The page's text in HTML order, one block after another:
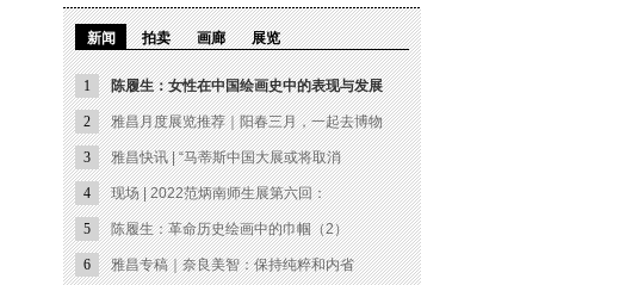
新闻 拍卖 画廊 展览
1 陈履生：女性在中国绘画史中的表现与发展
2 雅昌月度展览推荐｜阳春三月，一起去博物
3 雅昌快讯 | “马蒂斯中国大展或将取消
4 现场 | 2022范炳南师生展第六回：
5 陈履生：革命历史绘画中的巾帼（2）
6 雅昌专稿｜奈良美智：保持纯粹和内省